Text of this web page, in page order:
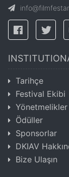
Tarihçe
Festival Ekibi
Yönetmelikler
Ödüller
Sponsorlar
DKIAV
Bize Ulaşın